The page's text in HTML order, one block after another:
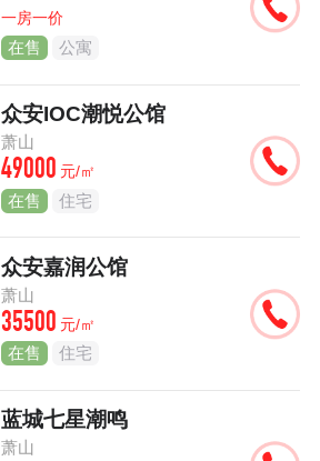
一房一价
在售 公寓
众安IOC潮悦公馆
萧山
49000 元/㎡
在售 住宅
众安嘉润公馆
萧山
35500 元/㎡
在售 住宅
蓝城七星潮鸣
萧山